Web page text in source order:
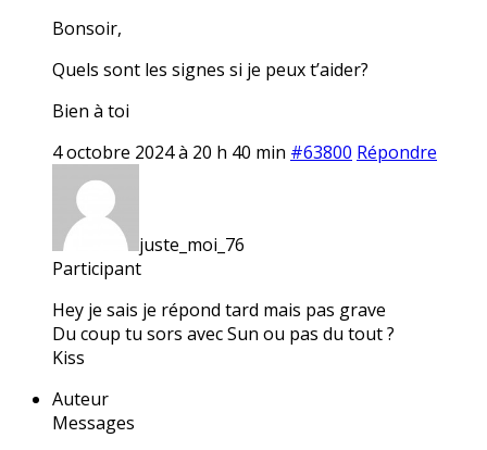
Bonsoir,
Quels sont les signes si je peux t’aider?
Bien à toi
4 octobre 2024 à 20 h 40 min #63800 Répondre
juste_moi_76
Participant
Hey je sais je répond tard mais pas grave
Du coup tu sors avec Sun ou pas du tout ?
Kiss
Auteur
Messages